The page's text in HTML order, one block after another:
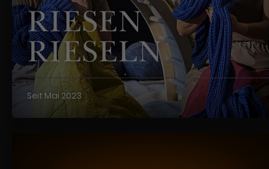
RIESEN
RIESELN
Seit Mai 2023